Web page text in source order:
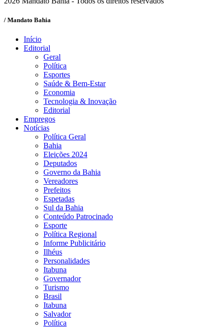
/ Mandato Bahia
Início
Editorial
Geral
Política
Esportes
Saúde & Bem-Estar
Economia
Tecnologia & Inovação
Editorial
Empregos
Notícias
Política Geral
Bahia
Eleições 2024
Deputados
Governo da Bahia
Vereadores
Prefeitos
Espetadas
Sul da Bahia
Conteúdo Patrocinado
Esporte
Política Regional
Informe Publicitário
Ilhéus
Personalidades
Itabuna
Governador
Turismo
Brasil
Itabuna
Salvador
Política